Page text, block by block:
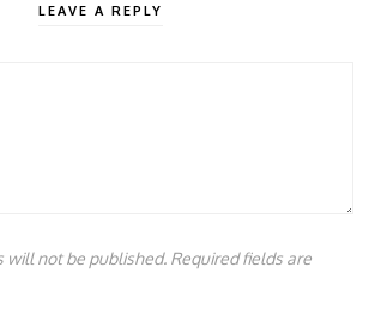
LEAVE A REPLY
will not be published. Required fields are